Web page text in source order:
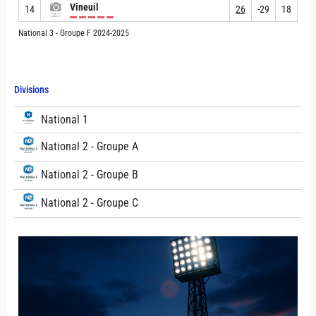
Divisions
National 1
National 2 - Groupe A
National 2 - Groupe B
National 2 - Groupe C
14 Vineuil 26 -29 18
National 3 - Groupe F 2024-2025